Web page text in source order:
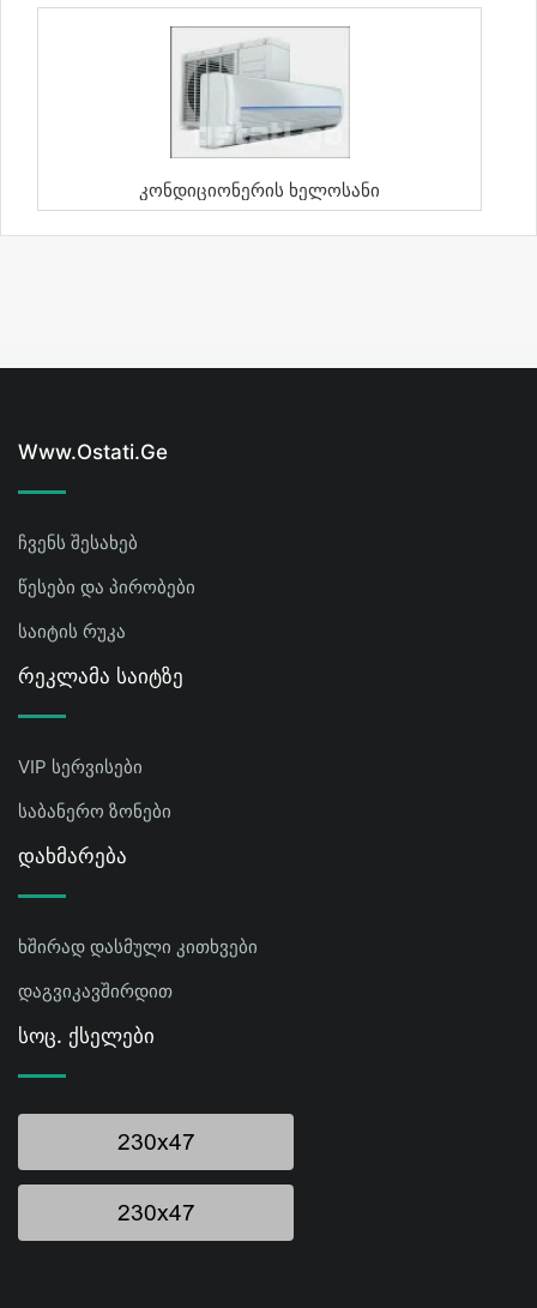
Კონდიციონერის Ხელოსანი
Www.ostati.ge
ჩვენს შესახებ
წესები და პირობები
საიტის რუკა
Რეკლამა Საიტზე
VIP სერვისები
საბანერო ზონები
Დახმარება
ხშირად დასმული კითხვები
დაგვიკავშირდით
Სოც. Ქსელები